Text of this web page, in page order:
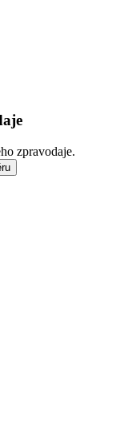
zpravodaje.